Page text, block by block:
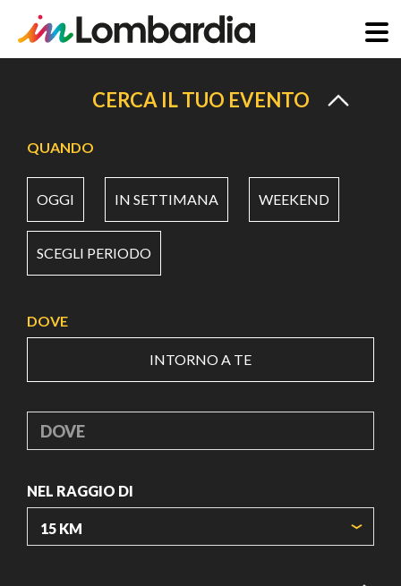
principale
CERCA IL TUO EVENTO
QUANDO
OGGI IN SETTIMANA WEEKEND
SCEGLI PERIODO
DOVE
INTORNO A TE
DOVE
NEL RAGGIO DI